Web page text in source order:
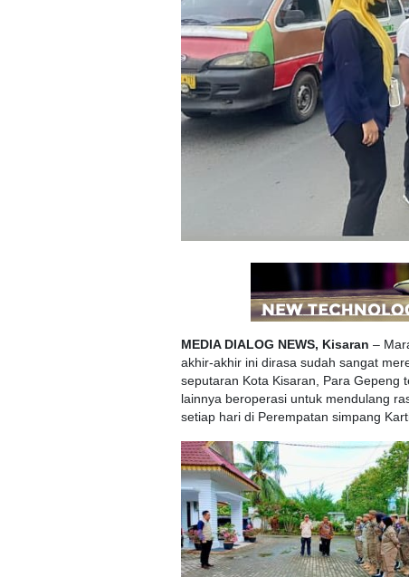
MEDIA DIALOG NEWS, Kisaran –
akhir-akhir ini dirasa sudah sangat
seputaran Kota Kisaran, Para Gepeng
lainnya beroperasi untuk mendulang
setiap hari di Perempatan simpang